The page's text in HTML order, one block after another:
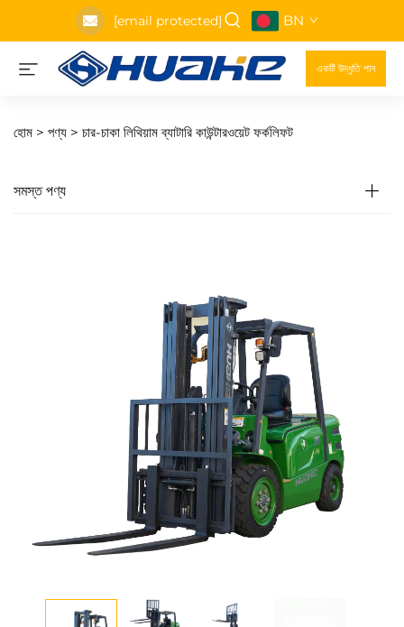
[email protected] BN
একটি উদ্ধৃতি পান
হোম > পণ্য > চার-চাকা লিথিয়াম ব্যাটারি কাউন্টারওয়েট ফর্কলিফট
সমস্ত পণ্য